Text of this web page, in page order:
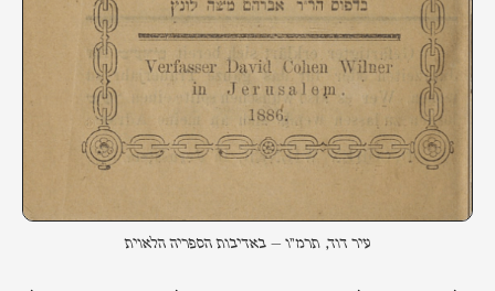
עיר דוד, תרמ"ו – באדיבות הספריה הלאוית